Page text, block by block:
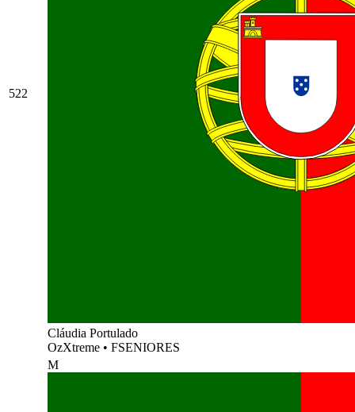
522
Cláudia Portulado
OzXtreme • FSENIORES
M